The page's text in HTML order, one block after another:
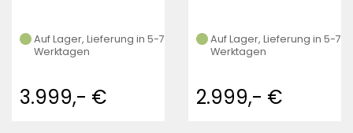
Auf Lager, Lieferung in 5-7
Werktagen
3.999,- €
Auf Lager, Lieferung in 5-7
Werktagen
2.999,- €